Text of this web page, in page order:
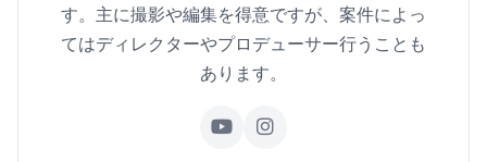
す。主に撮影や編集を得意ですが、案件によっ
てはディレクターやプロデューサー行うことも
あります。